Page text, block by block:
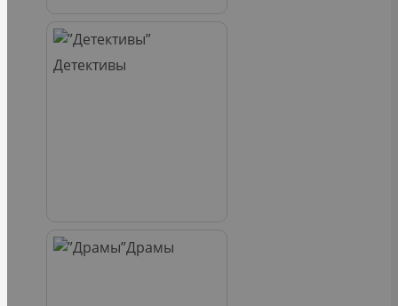
Детективы
Драмы